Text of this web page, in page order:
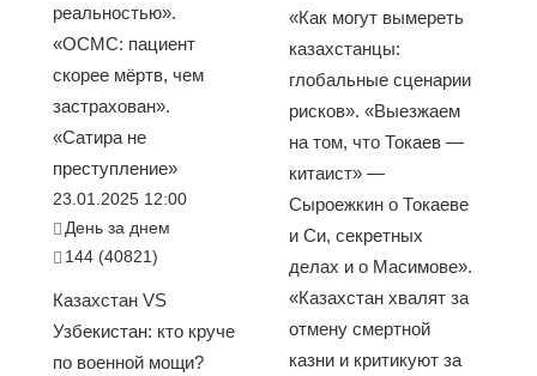
реальностью».
«ОСМС: пациент
скорее мёртв, чем
застрахован».
«Сатира не
преступление»
23.01.2025 12:00
День за днем
144 (40821)
Казахстан VS
Узбекистан: кто круче
по военной мощи?
«Как могут вымереть
казахстанцы:
глобальные сценарии
рисков». «Выезжаем
на том, что Токаев —
китаист» —
Сыроежкин о Токаеве
и Си, секретных
делах и о Масимове».
«Казахстан хвалят за
отмену смертной
казни и критикуют за